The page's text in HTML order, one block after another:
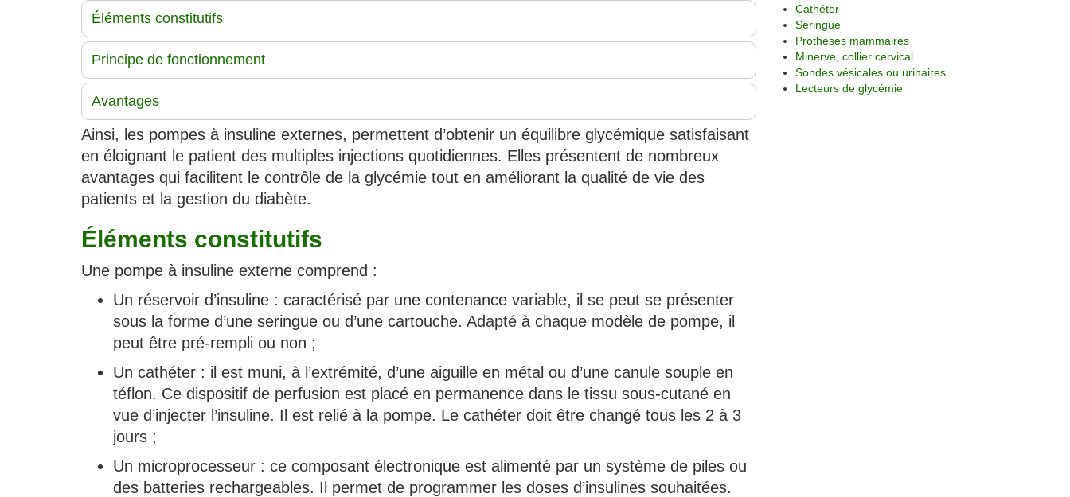
Éléments constitutifs
Principe de fonctionnement
Avantages
Ainsi, les pompes à insuline externes, permettent d’obtenir un équilibre glycémique satisfaisant
en éloignant le patient des multiples injections quotidiennes. Elles présentent de nombreux
avantages qui facilitent le contrôle de la glycémie tout en améliorant la qualité de vie des
patients et la gestion du diabète.
Éléments constitutifs
Une pompe à insuline externe comprend :
Un réservoir d’insuline : caractérisé par une contenance variable, il se peut se présenter
sous la forme d’une seringue ou d’une cartouche. Adapté à chaque modèle de pompe, il
peut être pré-rempli ou non ;
Un cathéter : il est muni, à l’extrémité, d’une aiguille en métal ou d’une canule souple en
téflon. Ce dispositif de perfusion est placé en permanence dans le tissu sous-cutané en
vue d’injecter l’insuline. Il est relié à la pompe. Le cathéter doit être changé tous les 2 à 3
jours ;
Un microprocesseur : ce composant électronique est alimenté par un système de piles ou
des batteries rechargeables. Il permet de programmer les doses d’insulines souhaitées.
Cathéter
Seringue
Prothèses mammaires
Minerve, collier cervical
Sondes vésicales ou urinaires
Lecteurs de glycémie